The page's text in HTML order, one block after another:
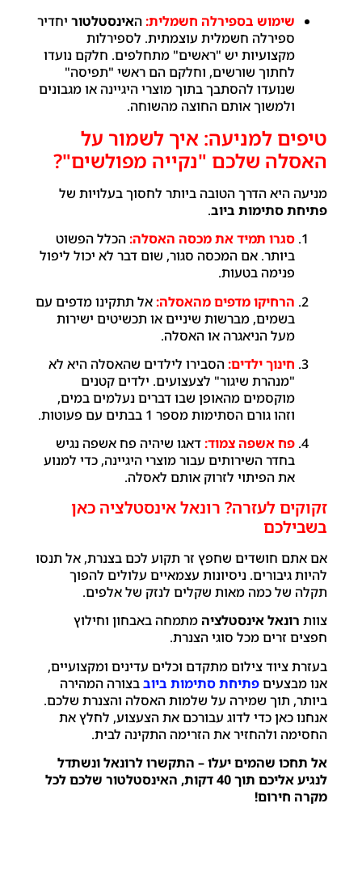
שימוש בספירלה חשמלית:האינסטלטוריחדיר
ספירלה חשמלית עוצמתית. לספירלות
מקצועיות יש "ראשים" מתחלפים. חלקם נועדו
לחתוך שורשים, וחלקם הם ראשי "תפיסה"
שנועדו להסתבך בתוך מוצרי היגיינה או מגבונים
ולמשוך אותם החוצה מהשוחה.
טיפים למניעה: איך לשמור על
האסלה שלכם "נקייה מפולשים"?
מניעה היא הדרך הטובה ביותר לחסוך בעלויות של
פתיחת סתימות ביוב.
סגרו תמיד את מכסה האסלה:הכלל הפשוט
ביותר. אם המכסה סגור, שום דבר לא יכול ליפול
פנימה בטעות.
הרחיקו מדפים מהאסלה:אל תתקינו מדפים עם
בשמים, מברשות שיניים או תכשיטים ישירות
מעל הניאגרה או האסלה.
חינוך ילדים:הסבירו לילדים שהאסלה היא לא
"מנהרת שיגור" לצעצועים. ילדים קטנים
מוקסמים מהאופן שבו דברים נעלמים במים,
וזהו גורם הסתימות מספר 1 בבתים עם פעוטות.
פח אשפה צמוד:דאגו שיהיה פח אשפה נגיש
בחדר השירותים עבור מוצרי היגיינה, כדי למנוע
את הפיתוי לזרוק אותם לאסלה.
זקוקים לעזרה? רונאל אינסטלציה כאן
בשבילכם
אם אתם חושדים שחפץ זר תקוע לכם בצנרת, אל תנסו
להיות גיבורים. ניסיונות עצמאיים עלולים להפוך
תקלה של כמה מאות שקלים לנזק של אלפים.
צוות רונאל אינסטלציה מתמחה באבחון וחילוץ
חפצים זרים מכל סוגי הצנרת.
בעזרת ציוד צילום מתקדם וכלים עדינים ומקצועיים,
אנו מבצעיםפתיחת סתימות ביובבצורה המהירה
ביותר, תוך שמירה על שלמות האסלה והצנרת שלכם.
אנחנו כאן כדי לדוג עבורכם את הצעצוע, לחלץ את
החסימה ולהחזיר את הזרימה התקינה לבית.
אל תחכו שהמים יעלו – התקשרו לרונאל ונשתדל
לנגיע אליכם תוך 40 דקות, האינסטלטור שלכם לכל
מקרה חירום!